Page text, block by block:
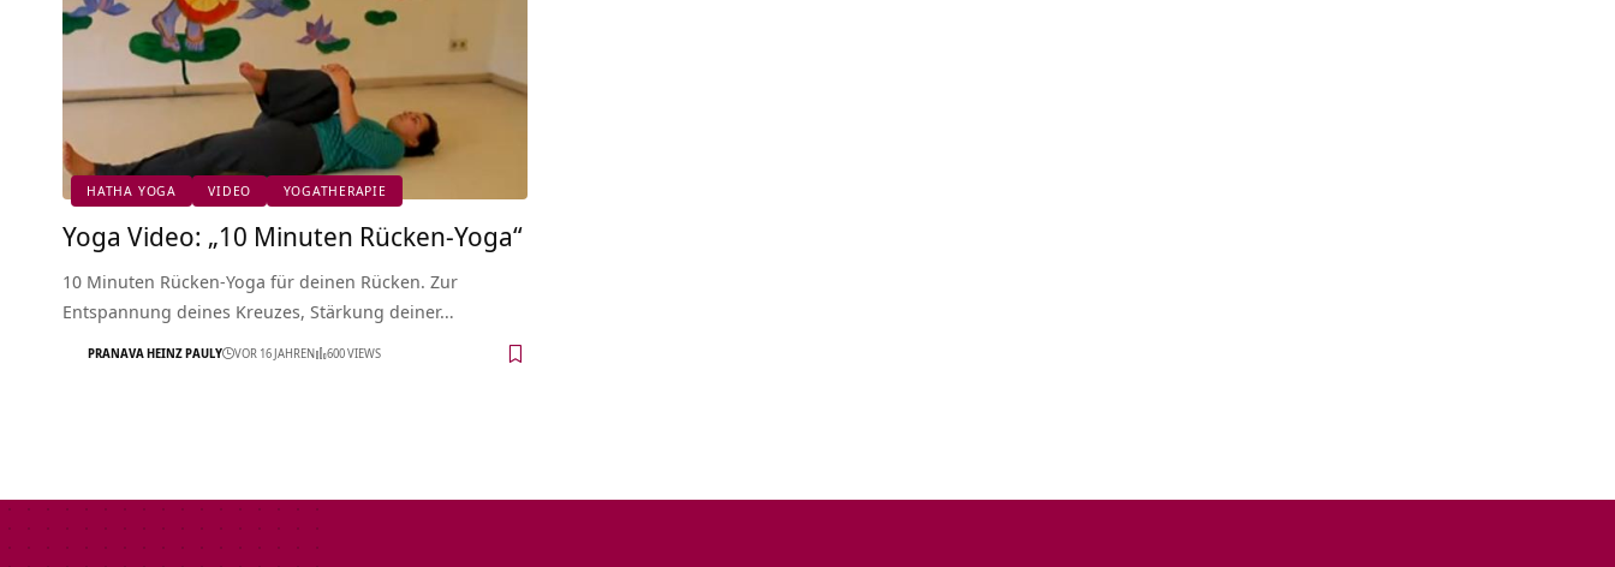
HATHA YOGA VIDEO YOGATHERAPIE
Yoga Video: „10 Minuten Rücken-Yoga“
10 Minuten Rücken-Yoga für deinen Rücken. Zur
Entspannung deines Kreuzes, Stärkung deiner…
PRANAVA HEINZ PAULY VOR 16 JAHREN 600 VIEWS